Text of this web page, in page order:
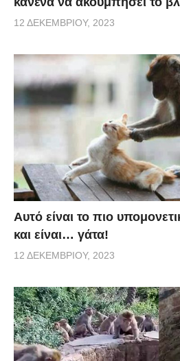
12 ΔΕΚΕΜΒΡΊΟΥ, 2023
Αυτό είναι το πιο
και είναι… γάτα!
12 ΔΕΚΕΜΒΡΊΟΥ, 2023